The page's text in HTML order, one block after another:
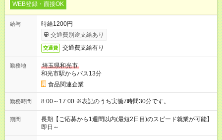
WEB登録・面接OK
給与
時給1200円
交通費別途支給あり
交通費 交通費支給有り
勤務地
埼玉県和光市
和光市駅からバス13分
食品関連企業
勤務時間 8:00～17:00 ※表記のうち実働7時間30分です。
期間
長期【ご応募から1週間以内(最短2日目)のスピード就業が可能】
即日～